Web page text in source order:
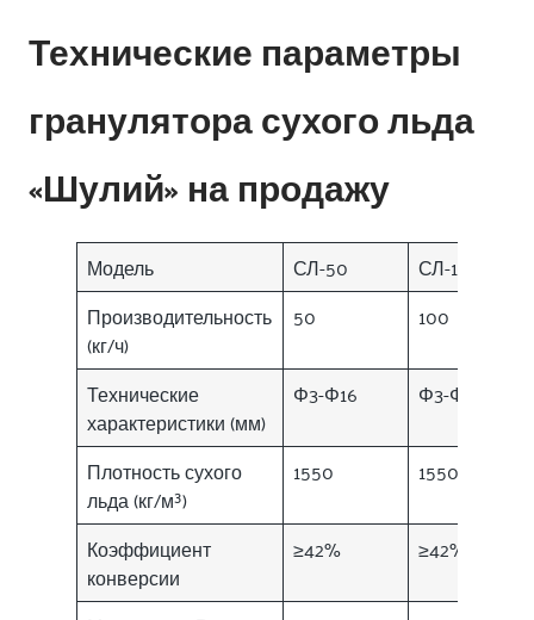
Технические параметры
гранулятора сухого льда
«Шулий» на продажу
Модель СЛ-50
СЛ-100
Производительность
(кг/ч)
50 100
Технические
характеристики (мм)
Φ3-Φ16 Φ3-Φ19
Плотность сухого
льда (кг/м³)
1550 1550
Коэффициент
конверсии
≥42% ≥42%